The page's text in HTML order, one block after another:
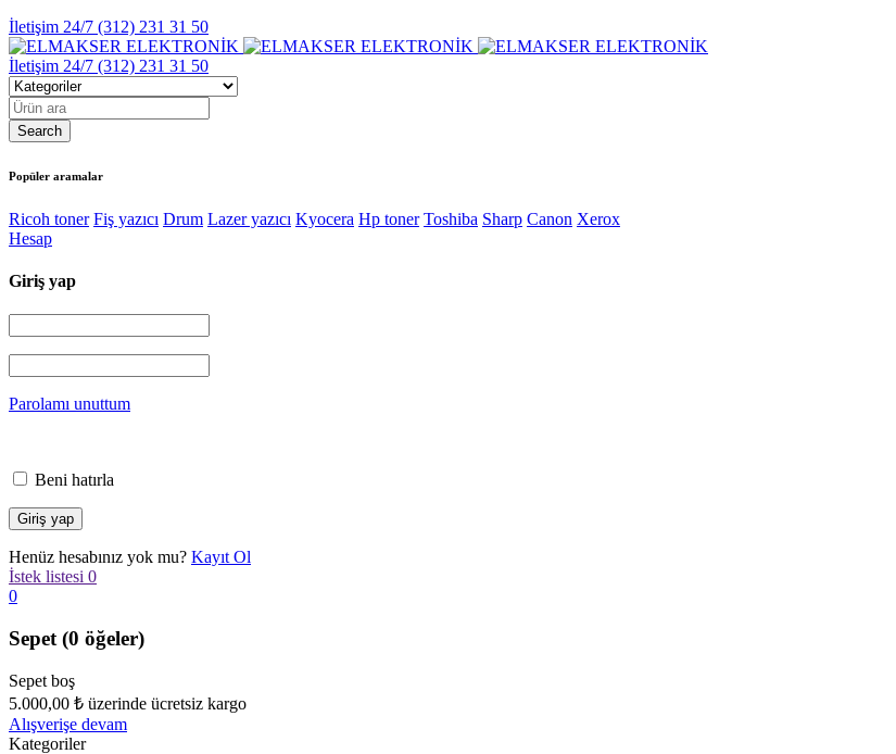
İletişim 24/7 (312) 231 31 50
İletişim 24/7 (312) 231 31 50
Popüler aramalar
Ricoh toner Fiş yazıcı Drum Lazer yazıcı Kyocera Hp toner Toshiba Sharp Canon Xerox
Hesap
Giriş yap
Parolamı unuttum
Beni hatırla
Henüz hesabınız yok mu? Kayıt Ol
İstek listesi 0
0
Sepet (0 öğeler)
Sepet boş
5.000,00 ₺ üzerinde ücretsiz kargo
Alışverişe devam
Kategoriler